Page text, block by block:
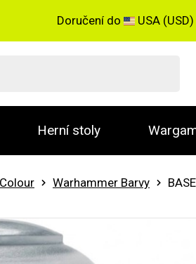
Doručení do USA (USD)
Herní stoly
Warhammer Barvy